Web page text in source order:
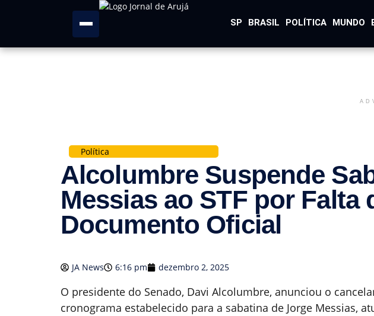
SP BRASIL POLÍTICA MUNDO
Política
Alcolumbre Suspende
Messias ao STF por Falta
Documento Oficial
JA News 6:16 pm dezembro 2, 2025
O presidente do Senado, Davi Alcolumbre, anunciou o
cronograma estabelecido para a sabatina de Jorge Messias,